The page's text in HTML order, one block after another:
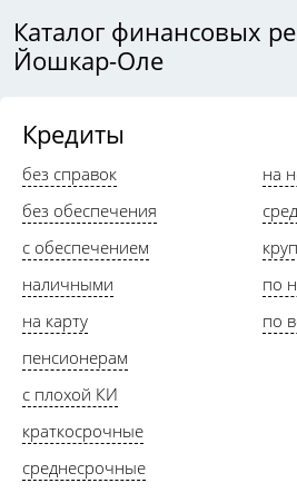
Каталог финансовых
Йошкар-Оле
Кредиты
без справок
без обеспечения
с обеспечением
наличными
на карту
пенсионерам
с плохой КИ
краткосрочные
среднесрочные
на
по
по